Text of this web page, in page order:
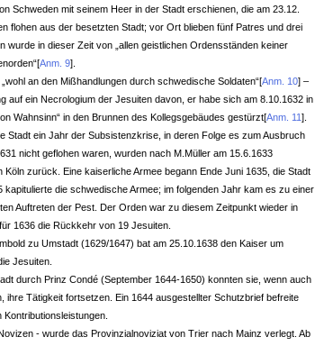
Schweden mit seinem Heer in der Stadt erschienen, die am 23.12.
flohen aus der besetzten Stadt; vor Ort blieben fünf Patres und drei
wurde in dieser Zeit von „allen geistlichen Ordensständen keiner
[Anm. 9]
an den Mißhandlungen durch schwedische Soldaten“[Anm. 10] –
auf ein Necrologium der Jesuiten davon, er habe sich am 8.10.1632 in
Wahnsinn“ in den Brunnen des Kollegsgebäudes gestürzt[Anm. 11]
Stadt ein Jahr der Subsistenzkrise, in deren Folge es zum Ausbruch
nicht geflohen waren, wurden nach M.Müller am 15.6.1633
zurück. Eine kaiserliche Armee begann Ende Juni 1635, die Stadt
kapitulierte die schwedische Armee; im folgenden Jahr kam es zu einer
Auftreten der Pest. Der Orden war zu diesem Zeitpunkt wieder in
1636 die Rückkehr von 19 Jesuiten.
zu Umstadt (1629/1647) bat am 25.10.1638 den Kaiser um
Jesuiten.
durch Prinz Condé (September 1644-1650) konnten sie, wenn auch
ihre Tätigkeit fortsetzen. Ein 1644 ausgestellter Schutzbrief befreite
- wurde das Provinzialnoviziat von Trier nach Mainz verlegt. Ab